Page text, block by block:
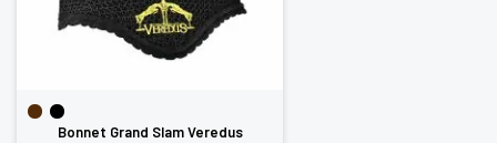
Bonnet Grand Slam Veredus